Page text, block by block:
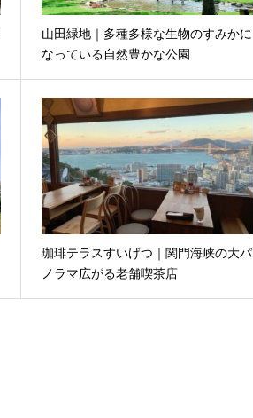
山田緑地｜多種多様な生物のすみかに
なっている自然豊かな公園
珈琲テラスすいげつ｜関門海峡の大パ
ノラマ広がる老舗喫茶店